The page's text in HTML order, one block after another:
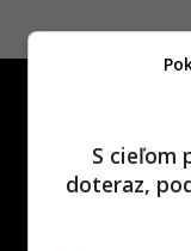
One
S cieľom
doteraz,